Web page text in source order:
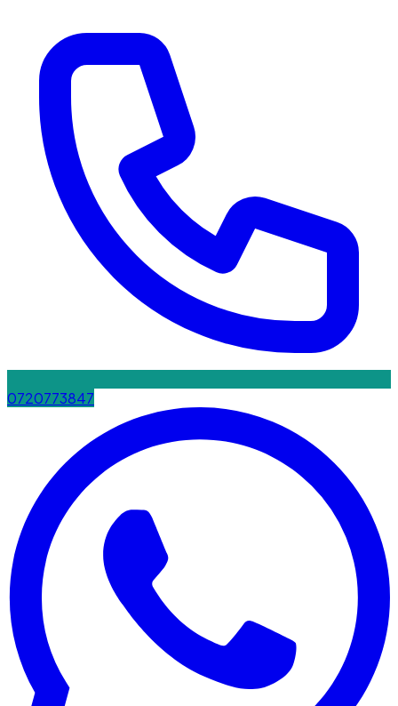
0720773847